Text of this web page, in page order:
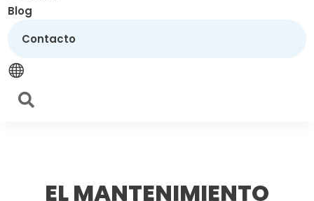
Blog
Contacto


EL MANTENIMIENTO